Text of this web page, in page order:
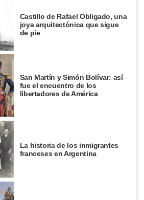
Castillo de Rafael Obligado, una
joya arquitectónica que sigue
de pie
San Martín y Simón Bolívar: así
fue el encuentro de los
libertadores de América
La historia de los inmigrantes
franceses en Argentina